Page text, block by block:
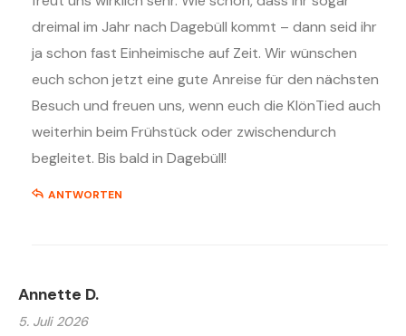
dreimal im Jahr nach Dagebüll kommt – dann seid ihr
ja schon fast Einheimische auf Zeit. Wir wünschen
euch schon jetzt eine gute Anreise für den nächsten
Besuch und freuen uns, wenn euch die KlönTied auch
weiterhin beim Frühstück oder zwischendurch
begleitet. Bis bald in Dagebüll!
ANTWORTEN
Annette D.
5. Juli 2026